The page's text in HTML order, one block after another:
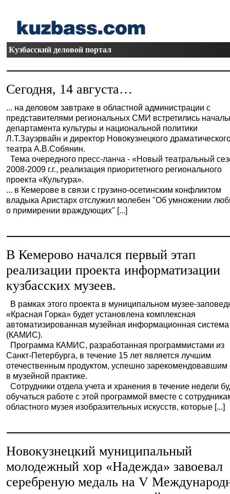
Кузбасский деловой портал
Сегодня, 14 августа…
... на деловом завтраке в областной администрации с
представителями региональных СМИ встретились
департамента культуры и национальной политики
Л.Т.Зауэрвайн и директор Новокузнецкого
театра А.В.Собянин.
Тема очередного пресс-ланча - «Новый театральный
2008-2009 г.г., реализация приоритетного регионального
проекта «Культура».
... в Кемерове в связи с грузино-осетинским конфликтом
владыка Аристарх отслужил молебен "Об умножении
о примирении враждующих" [...]
В Кемерово начался первый этап
реализации проекта информатизации
кузбасских музеев.
В рамках этого проекта в муниципальном музее-
«Красная Горка» будет установлена комплексная
автоматизированная музейная информационная система
(КАМИС).
Программа КАМИС, разработанная программистами из
Санкт-Петербурга, в течение 15 лет является лучшим
отечественным продуктом, успешно зарекомендовавшим
в музейной практике.
Сотрудники отдела учета и хранения в течение недели
обучаться работе с этой программой вместе с
областного музея изобразительных искусств, которые [...]
Новокузнецкий муниципальный
молодежный хор «Надежда» завоевал
серебреную медаль на V